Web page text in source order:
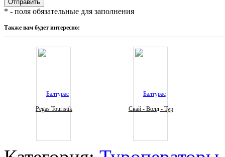
* - поля обязательные для заполнения
Также вам будет интересно:
Pegas Touristik Скай - Волд - Тур